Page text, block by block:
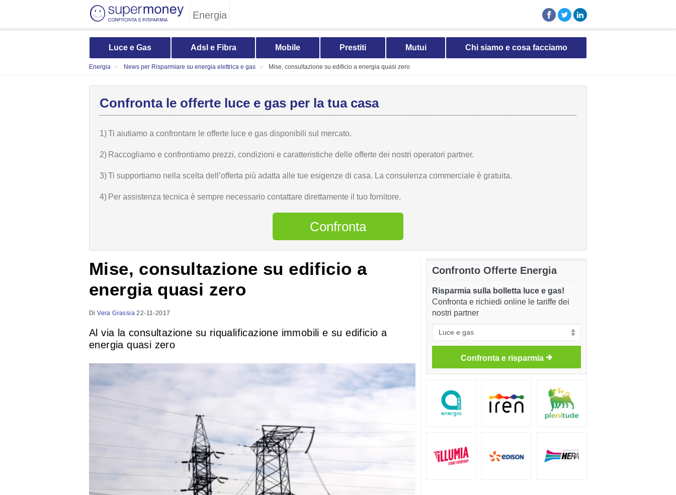
Energia
Luce e Gas Adsl e Fibra Mobile Prestiti Mutui Chi siamo e cosa facciamo
Energia News per Risparmiare su energia elettrica e gas Mise, consultazione su edificio a energia quasi zero
Confronta le offerte luce e gas per la tua casa
1)Ti aiutiamo a confrontare le offerte luce e gas disponibili sul mercato.
2) Raccogliamo e confrontiamo prezzi, condizioni e caratteristiche delle offerte dei nostri operatori partner.
3)Ti supportiamo nella scelta dell’offerta più adatta alle tue esigenze di casa. La consulenza commerciale è gratuita.
4) Per assistenza tecnica è sempre necessario contattare direttamente il tuo fornitore.
Confronta
Mise, consultazione su edificio a
energia quasi zero
DiVera Grassia 22-11-2017
Al via la consultazione su riqualificazione immobili e su edificio a
energia quasi zero
Confronto Offerte Energia
Risparmia sulla bolletta luce e gas!
Confronta e richiedi online le tariffe dei
nostri partner
Confronta e risparmia